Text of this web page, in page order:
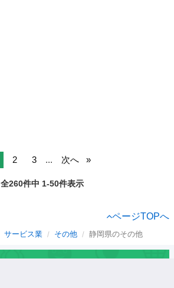
2 3 ... 次へ
全260件中 1-50件表示
ページTOPへ
サービス業 その他 静岡県のその他